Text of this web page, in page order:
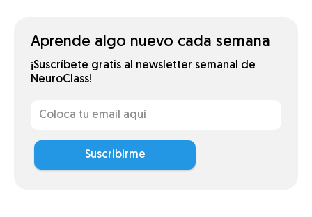
Aprende algo nuevo cada semana
¡Suscríbete gratis al newsletter semanal de
NeuroClass!
Suscribirme